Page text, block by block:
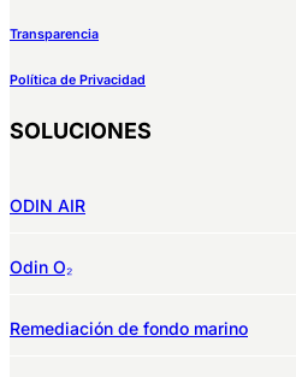
Transparencia
Política de Privacidad
SOLUCIONES
ODIN AIR
Odin O₂
Remediación de fondo marino